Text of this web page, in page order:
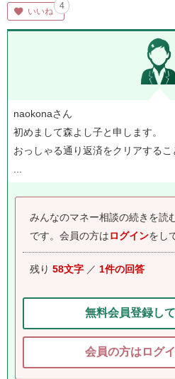
いいね
4
naokonaさん
初めまして森よし子と申します。
おっしゃる通り返済をクリアするこ
みんなのマネー相談の続きを読
です。 会員の方はログインをし
残り 58文字 ／ 1件の回答
無料会員登録し
会員の方はログ